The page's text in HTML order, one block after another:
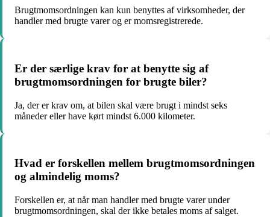
Brugtmomsordningen kan kun benyttes af virksomheder, der
handler med brugte varer og er momsregistrerede.
Er der særlige krav for at benytte sig af
brugtmomsordningen for brugte biler?
Ja, der er krav om, at bilen skal være brugt i mindst seks
måneder eller have kørt mindst 6.000 kilometer.
Hvad er forskellen mellem brugtmomsordningen
og almindelig moms?
Forskellen er, at når man handler med brugte varer under
brugtmomsordningen, skal der ikke betales moms af salget.